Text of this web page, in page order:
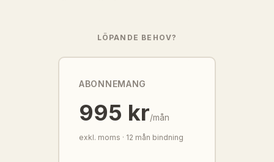
LÖPANDE BEHOV?
ABONNEMANG
995 kr/mån
exkl. moms · 12 mån bindning